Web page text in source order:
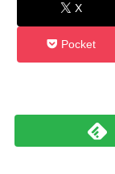
X
Pocket